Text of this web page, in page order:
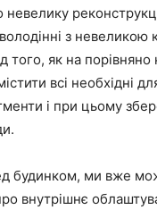
невелику
з невеликою
того, як на порівняно
всі необхідні
і при цьому
будинком, ми вже
внутрішнє